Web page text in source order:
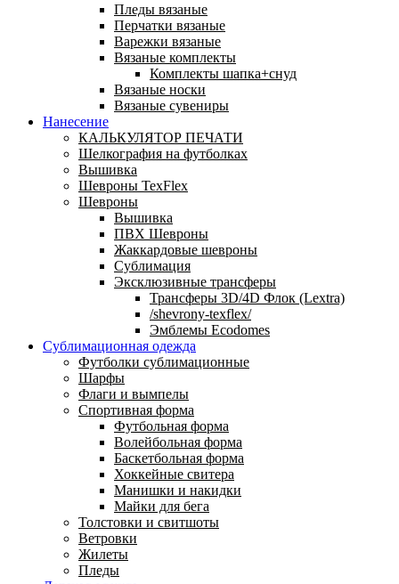
Пледы вязаные
Перчатки вязаные
Варежки вязаные
Вязаные комплекты
Комплекты шапка+снуд
Вязаные носки
Вязаные сувениры
Нанесение
КАЛЬКУЛЯТОР ПЕЧАТИ
Шелкография на футболках
Вышивка
Шевроны TexFlex
Шевроны
Вышивка
ПВХ Шевроны
Жаккардовые шевроны
Сублимация
Эксклюзивные трансферы
Трансферы 3D/4D Флок (Lextra)
/shevrony-texflex/
Эмблемы Ecodomes
Сублимационная одежда
Футболки сублимационные
Шарфы
Флаги и вымпелы
Спортивная форма
Футбольная форма
Волейбольная форма
Баскетбольная форма
Хоккейные свитера
Манишки и накидки
Майки для бега
Толстовки и свитшоты
Ветровки
Жилеты
Пледы